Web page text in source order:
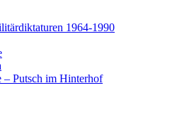
1964-1990
– Putsch im Hinterhof